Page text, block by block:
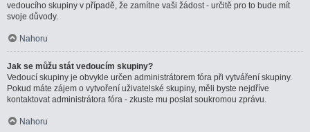
vedoucího skupiny v případě, že zamítne vaši žádost - určitě pro to bude mít
svoje důvody.
Nahoru
Jak se můžu stát vedoucím skupiny?
Vedoucí skupiny je obvykle určen administrátorem fóra při vytváření skupiny.
Pokud máte zájem o vytvoření uživatelské skupiny, měli byste nejdříve
kontaktovat administrátora fóra - zkuste mu poslat soukromou zprávu.
Nahoru